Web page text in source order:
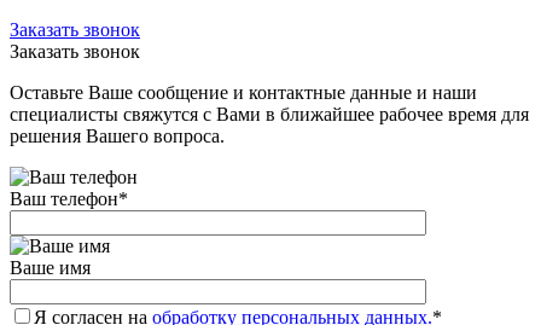
Заказать звонок
Заказать звонок
Оставьте Ваше сообщение и контактные данные и наши
специалисты свяжутся с Вами в ближайшее рабочее время для
решения Вашего вопроса.
Ваш телефон*
Ваше имя
Я согласен на обработку персональных данных.*